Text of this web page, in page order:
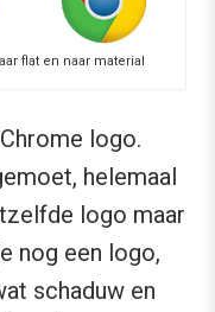
flat en naar material
logo.
helemaal
logo maar
nog een logo,
schaduw en